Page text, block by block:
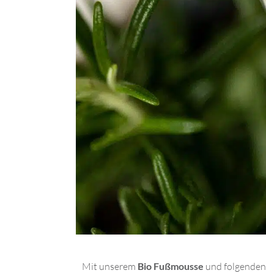
Mit unserem Bio Fußmousse und folgenden